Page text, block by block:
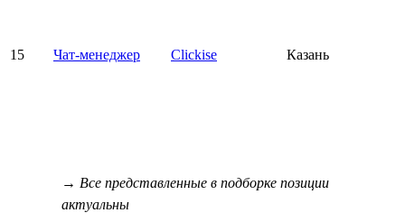
15 Чат-менеджер Clickise Казань
→ Все представленные в подборке позиции
актуальны